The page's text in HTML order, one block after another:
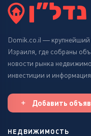
Domik.co.il —
Израиля, где собраны
новости рынка
инвестиции и
Добавить
НЕДВИЖИМОСТЬ